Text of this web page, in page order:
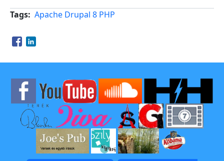
Tags Apache Drupal 8 PHP
Opens in a new window
Opens in a new window